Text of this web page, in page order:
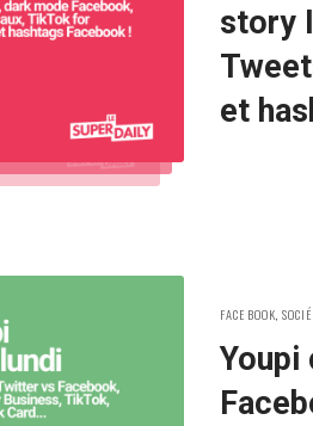
story
et
POSTED
FACEBOOK,
Youpi